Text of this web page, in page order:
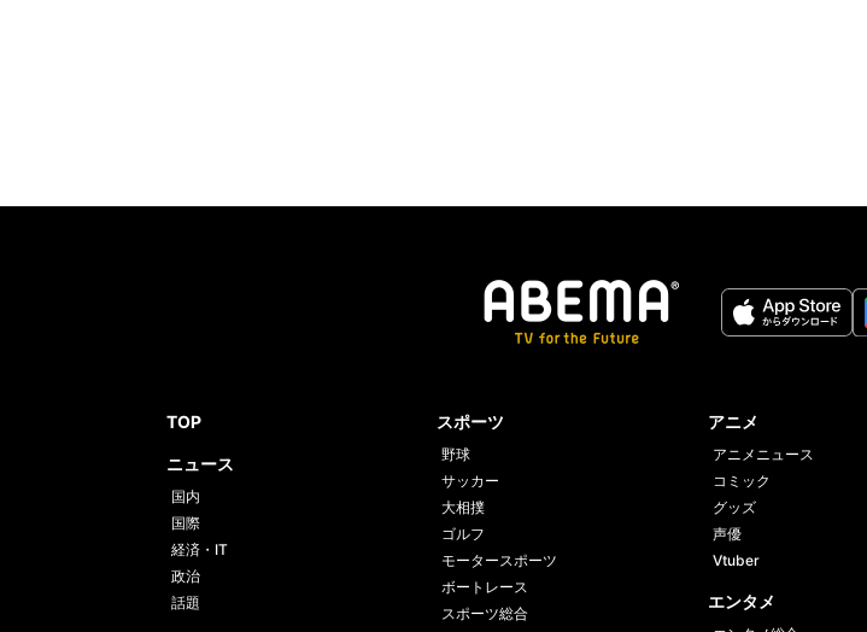
TOP
ニュース
国内
国際
経済・IT
政治
話題
スポーツ
野球
サッカー
大相撲
ゴルフ
モータースポーツ
ボートレース
スポーツ総合
アニメ
アニメニュース
コミック
グッズ
声優
Vtuber
エンタメ